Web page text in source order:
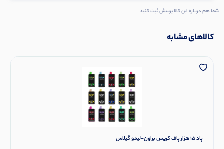
شما هم درباره این کالا پرسش ثبت کنید
کالاهای مشابه
پاد 15 هزار پاف کریس براون-لیمو گیلاس